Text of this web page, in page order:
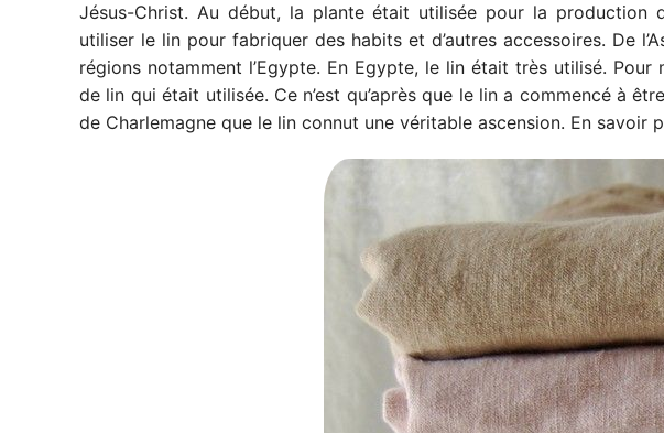
Jésus-Christ. Au début, la plante était utilisée pour la production
utiliser le lin pour fabriquer des habits et d’autres accessoires. De
régions notamment l’Egypte. En Egypte, le lin était très utilisé. Pour
de lin qui était utilisée. Ce n’est qu’après que le lin a commencé à
de Charlemagne que le lin connut une véritable ascension. En savoir